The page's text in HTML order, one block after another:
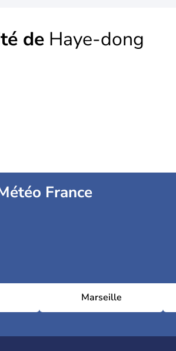
de Haye-dong
France
Marseille